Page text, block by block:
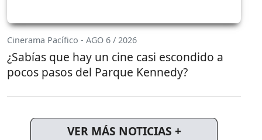
Cinerama Pacífico - AGO 6 / 2026
¿Sabías que hay un cine casi escondido a
pocos pasos del Parque Kennedy?
VER MÁS NOTICIAS +